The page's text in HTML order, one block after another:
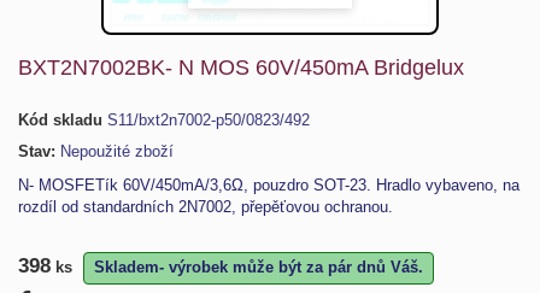
BXT2N7002BK- N MOS 60V/450mA Bridgelux
Kód skladu S11/bxt2n7002-p50/0823/492
Stav: Nepoužité zboží
N- MOSFETík 60V/450mA/3,6Ω, pouzdro SOT-23. Hradlo vybaveno, na
rozdíl od standardních 2N7002, přepěťovou ochranou.
398 ks
Skladem- výrobek může být za pár dnů Váš.